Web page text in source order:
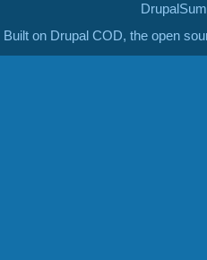
Built on Drupal COD, the open